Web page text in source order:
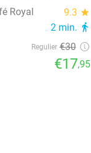
Royal
9.3 star
2 min. directions_walk
Regulier €30
€17,95